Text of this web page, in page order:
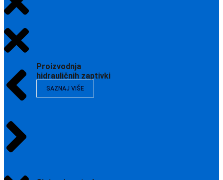
Proizvodnja
hidrauličnih zaptivki
SAZNAJ VIŠE